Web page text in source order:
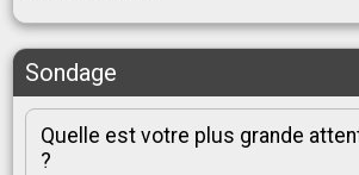
Sondage
Quelle est votre plus grande
?